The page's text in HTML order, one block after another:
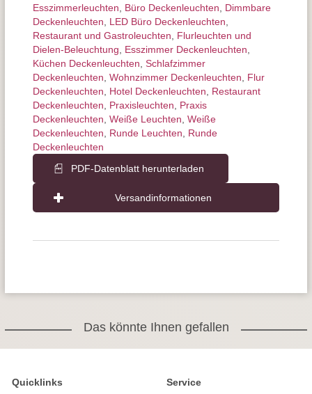
Esszimmer­­leuchten
Büro Deckenleuchten
Dimmbare
Deckenleuchten
LED Büro Deckenleuchten
Restaurant und Gastroleuchten
Flurleuchten und
Dielen-Beleuchtung
Esszimmer Deckenleuchten
Küchen Deckenleuchten Schlafzimmer
Deckenleuchten Wohnzimmer Deckenleuchten
Flur
Deckenleuchten
Hotel Deckenleuchten
Restaurant
Deckenleuchten
Praxisleuchten
Praxis
Deckenleuchten Weiße Leuchten Weiße
Deckenleuchten
Runde Leuchten
Runde
Deckenleuchten
PDF-Datenblatt herunterladen
Versandinformationen
Das könnte Ihnen gefallen
Quicklinks Service